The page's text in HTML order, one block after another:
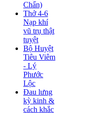
Chẩn)
Thở 4-6
Nạp khí
vũ trụ thật
tuyệt
Bộ Huyệt
Tiêu Viêm
- Lý
Phước
Lộc
Đau lưng
kỳ kinh &
cách khắc